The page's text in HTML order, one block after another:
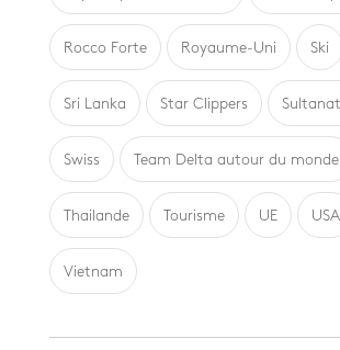
Rocco Forte Royaume-Uni Ski
Sri Lanka Star Clippers
Swiss Team Delta autour du monde
Thailande Tourisme UE USA
Vietnam